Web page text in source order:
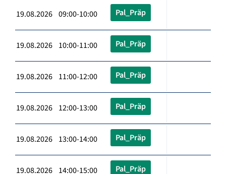
19.08.2026 09:00-10:00 Pal_Präp
19.08.2026 10:00-11:00 Pal_Präp
19.08.2026 11:00-12:00 Pal_Präp
19.08.2026 12:00-13:00 Pal_Präp
19.08.2026 13:00-14:00 Pal_Präp
19.08.2026 14:00-15:00 Pal_Präp